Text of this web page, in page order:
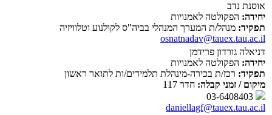
אוסנת נדב
יחידה: הפקולטה לאמנויות
תפקיד: מנהל/ת המערך המנהלי בביה"ס לקולנוע וטלוויזיה
osnatnadav@tauex.tau.ac.il
דניאלה גורדון פרידמן
יחידה: הפקולטה לאמנויות
תפקיד: רכז/ת בכירה-מינהלת תלמידים/ות לתואר ראשון
מיקום / זמני קבלה: חדר 117
daniellagf@tauex.tau.ac.il